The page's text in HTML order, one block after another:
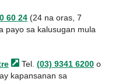
60 24(24 na oras, 7
payo sa kalusugan mula
Tel. (03) 9341 6200o
kapansanan sa